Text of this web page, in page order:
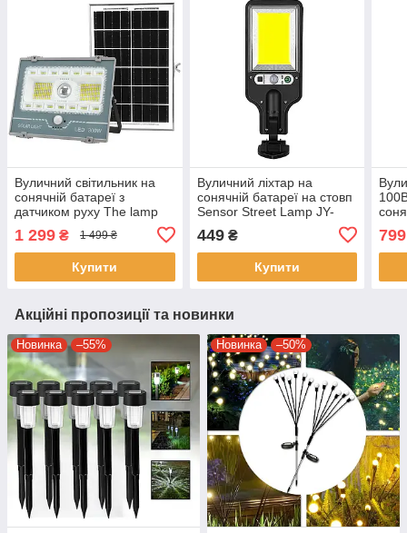
Вуличний світильник на
сонячній батареї з
датчиком руху The lamp
вуличний ліхтар
1 299 ₴ 1 499 ₴
Купити
Вуличний ліхтар на
сонячній батареї на стовп
Sensor Street Lamp JY-
616-3 Ліхтар із датчиком
руху
449₴
Купити
799
Акційні пропозиції та новинки
Новинка –55% Новинка –50%